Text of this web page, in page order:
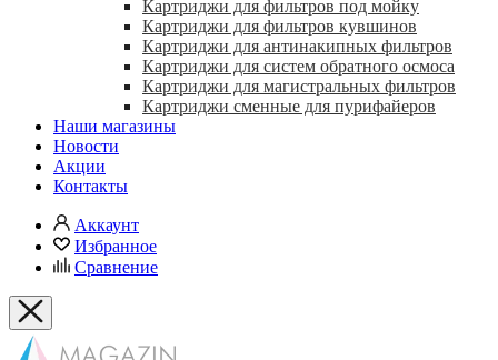
Картриджи для фильтров под мойку
Картриджи для фильтров кувшинов
Картриджи для антинакипных фильтров
Картриджи для систем обратного осмоса
Картриджи для магистральных фильтров
Картриджи сменные для пурифайеров
Наши магазины
Новости
Акции
Контакты
Аккаунт
Избранное
Сравнение